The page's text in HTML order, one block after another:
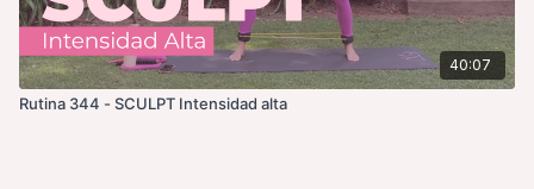
40:07
Rutina 344 - SCULPT Intensidad alta